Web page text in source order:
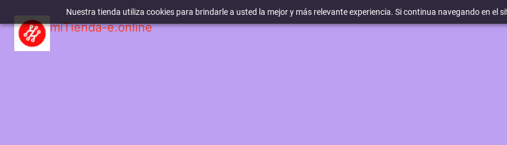
Nuestra tienda utiliza cookies para brindarle a usted la mejor y más relevante experiencia. Si continua navegando en el
miTienda-e.online